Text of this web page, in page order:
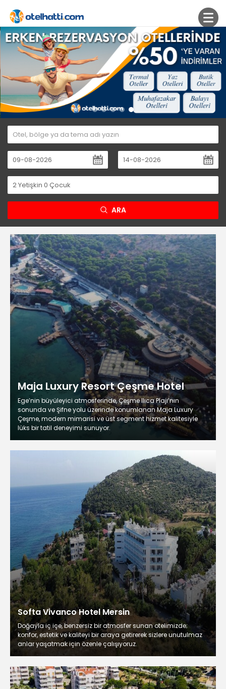
2Yetişkin 0 Çocuk
ARA
Maja Luxury Resort Çeşme Hotel
Ege’nin büyüleyici atmosferinde, Çeşme Ilıca Plajı’nın
sonunda ve Şifne yolu üzerinde konumlanan Maja Luxury
Çeşme, modern mimarisi ve üst segment hizmet kalitesiyle
lüks bir tatil deneyimi sunuyor.
Softa Vivanco Hotel Mersin
Doğayla iç içe, benzersiz bir atmosfer sunan otelimizde;
konfor, estetik ve kaliteyi bir araya getirerek sizlere unutulmaz
anlar yaşatmak için özenle çalışıyoruz.